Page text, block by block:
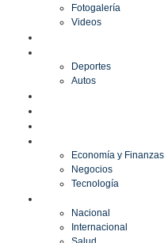
Fotogalería
Videos
Deportes
Autos
Economía y Finanzas
Negocios
Tecnología
Nacional
Internacional